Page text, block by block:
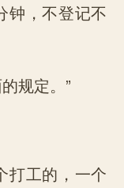
钟，不登记不
规定。”
打工的，一个